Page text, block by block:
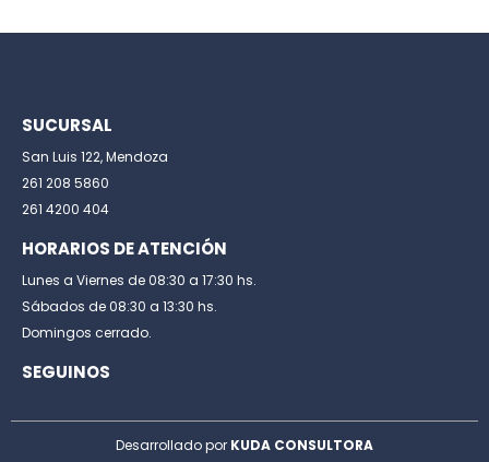
SUCURSAL
San Luis 122, Mendoza
261 208 5860
261 4200 404
HORARIOS DE ATENCIÓN
Lunes a Viernes de 08:30 a 17:30 hs.
Sábados de 08:30 a 13:30 hs.
Domingos cerrado.
SEGUINOS
Desarrollado por KUDA CONSULTORA